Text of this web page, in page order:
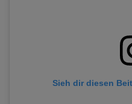
Sieh dir diesen